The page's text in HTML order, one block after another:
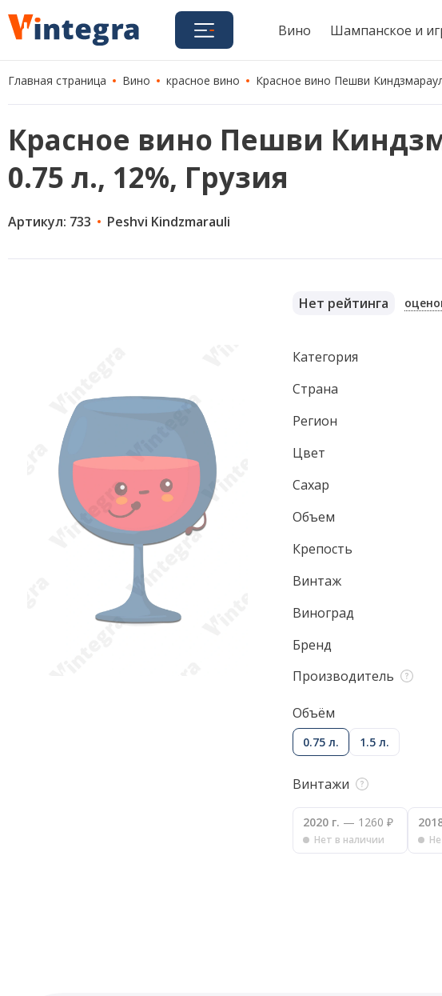
Вино Шампанское и
Главная страница Вино красное вино Красное вино Пешви
Красное вино Пешви
0.75 л., 12%, Грузия
Артикул: 733 Peshvi Kindzmarauli
Нет рейтинга
Категория
Страна
Регион
Цвет
Сахар
Объем
Крепость
Винтаж
Виноград
Бренд
Производитель
Объём
0.75 л. 1.5 л.
Винтажи
2020 г. — 1260 ₽
Нет в наличии